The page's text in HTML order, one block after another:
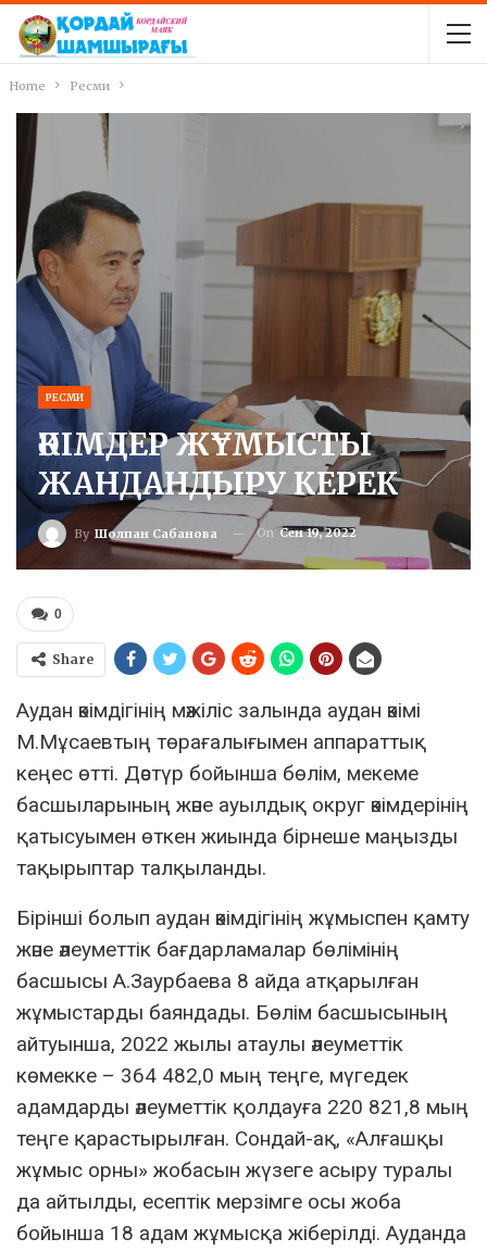
Home Ресми
РЕСМИ
ӘКІМДЕР ЖҰМЫСТЫ
ЖАНДАНДЫРУ КЕРЕК
By Шолпан Сабанова OnСен 19, 2022
0
Share
Аудан әкімдігінің мәжіліс залында аудан әкімі
М.Мұсаевтың төрағалығымен аппараттық
кеңес өтті. Дәстүр бойынша бөлім, мекеме
басшыларының және ауылдық округ әкімдерінің
қатысуымен өткен жиында бірнеше маңызды
тақырыптар талқыланды.
Бірінші болып аудан әкімдігінің жұмыспен қамту
және әлеуметтік бағдарламалар бөлімінің
басшысы А.Заурбаева 8 айда атқарылған
жұмыстарды баяндады. Бөлім басшысының
айтуынша, 2022 жылы атаулы әлеуметтік
көмекке – 364 482,0 мың теңге, мүгедек
адамдарды әлеуметтік қолдауға 220 821,8 мың
теңге қарастырылған. Сондай-ақ, «Алғашқы
жұмыс орны» жобасын жүзеге асыру туралы
да айтылды, есептік мерзімге осы жоба
бойынша 18 адам жұмысқа жіберілді. Ауданда